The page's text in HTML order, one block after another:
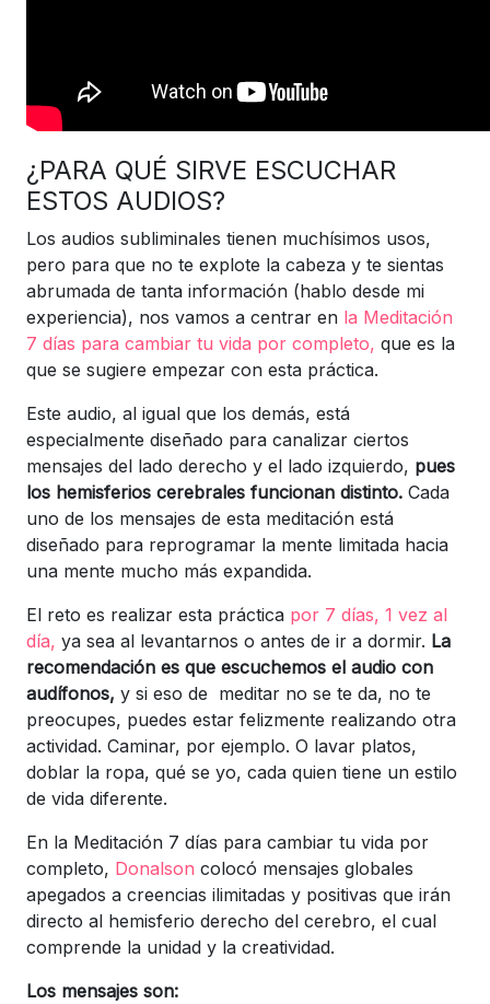
¿PARA QUÉ SIRVE ESCUCHAR
ESTOS AUDIOS?
Los audios subliminales tienen muchísimos usos,
pero para que no te explote la cabeza y te sientas
abrumada de tanta información (hablo desde mi
experiencia), nos vamos a centrar en la Meditación
7 días para cambiar tu vida por completo, que es la
que se sugiere empezar con esta práctica.
Este audio, al igual que los demás, está
especialmente diseñado para canalizar ciertos
mensajes del lado derecho y el lado izquierdo, pues
los hemisferios cerebrales funcionan distinto. Cada
uno de los mensajes de esta meditación está
diseñado para reprogramar la mente limitada hacia
una mente mucho más expandida.
El reto es realizar esta práctica por 7 días, 1 vez al
día, ya sea al levantarnos o antes de ir a dormir. La
recomendación es que escuchemos el audio con
audífonos, y si eso de meditar no se te da, no te
preocupes, puedes estar felizmente realizando otra
actividad. Caminar, por ejemplo. O lavar platos,
doblar la ropa, qué se yo, cada quien tiene un estilo
de vida diferente.
En la Meditación 7 días para cambiar tu vida por
completo, Donalson colocó mensajes globales
apegados a creencias ilimitadas y positivas que irán
directo al hemisferio derecho del cerebro, el cual
comprende la unidad y la creatividad.
Los mensajes son: